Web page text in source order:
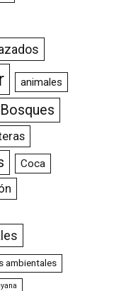
animales
Bosques
Coca
ambientales